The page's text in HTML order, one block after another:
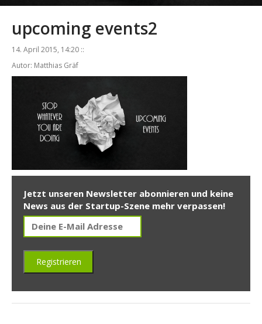
upcoming events2
14. April 2015, 14:20 ::
Autor: Matthias Gräf
Jetzt unseren Newsletter abonnieren und keine
News aus der Startup-Szene mehr verpassen!